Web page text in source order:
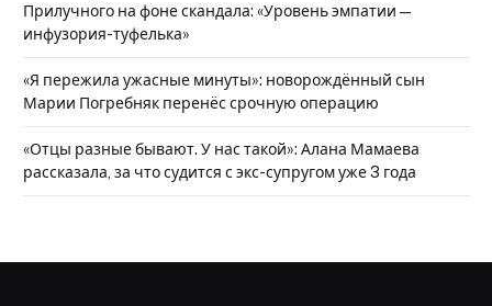
Прилучного на фоне скандала: «Уровень эмпатии —
инфузория-туфелька»
«Я пережила ужасные минуты»: новорождённый сын
Марии Погребняк перенёс срочную операцию
«Отцы разные бывают. У нас такой»: Алана Мамаева
рассказала, за что судится с экс-супругом уже 3 года